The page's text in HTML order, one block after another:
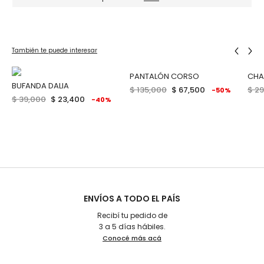
También te puede interesar
BUFANDA DALIA
$ 39,000 $ 23,400 -40%
PANTALÓN CORSO
$ 135,000 $ 67,500 -50%
$
ENVÍOS A TODO EL PAÍS
Recibí tu pedido de
3 a 5 días hábiles.
Conocé más acá